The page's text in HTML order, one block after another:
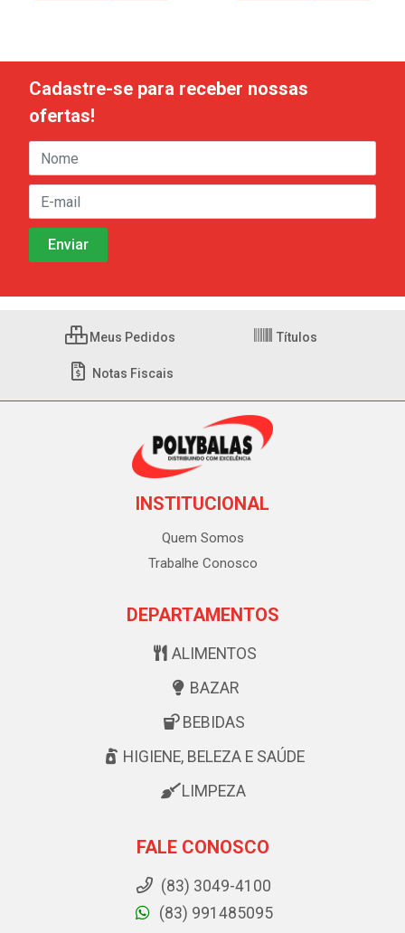
Cadastre-se para receber nossas
ofertas!
Meus Pedidos Títulos
Notas Fiscais
INSTITUCIONAL
Quem Somos
Trabalhe Conosco
DEPARTAMENTOS
ALIMENTOS
BAZAR
BEBIDAS
HIGIENE, BELEZA E SAÚDE
LIMPEZA
FALE CONOSCO
(83) 3049-4100
(83) 991485095